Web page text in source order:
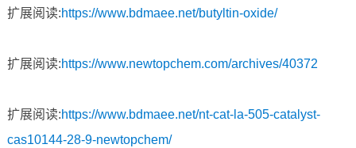
扩展阅读:https://www.bdmaee.net/butyltin-oxide/
扩展阅读:https://www.newtopchem.com/archives/40372
扩展阅读:https://www.bdmaee.net/nt-cat-la-505-catalyst-
cas10144-28-9-newtopchem/